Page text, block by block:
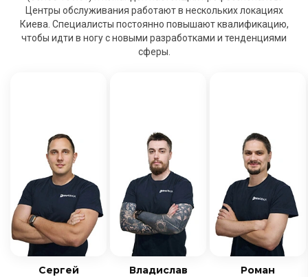
Центры обслуживания работают в нескольких локациях
Киева. Специалисты постоянно повышают квалификацию,
чтобы идти в ногу с новыми разработками и тенденциями
сферы.
Сергей Владислав Роман